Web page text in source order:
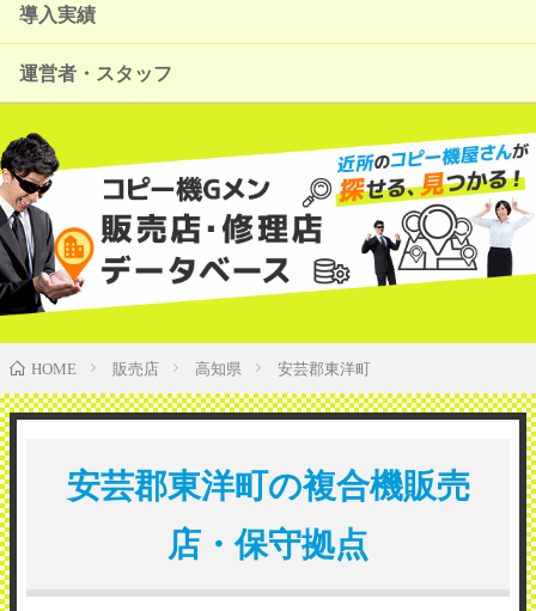
導入実績
運営者・スタッフ
HOME 販売店 高知県 安芸郡東洋町
安芸郡東洋町の複合機販売
店・保守拠点